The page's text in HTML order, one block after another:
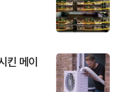
킨 메이